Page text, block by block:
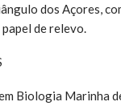
dos Açores,
papel de relevo.
Biologia Marinha